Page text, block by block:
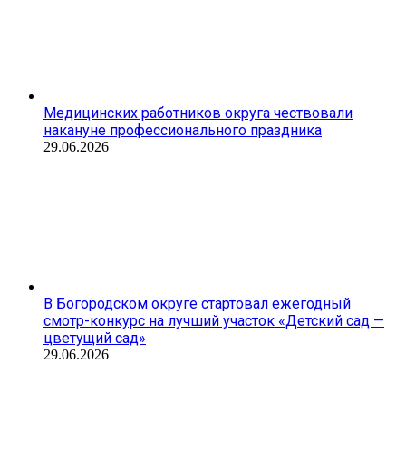
Медицинских работников округа чествовали
накануне профессионального праздника
29.06.2026
В Богородском округе стартовал ежегодный
смотр-конкурс на лучший участок «Детский сад —
цветущий сад»
29.06.2026